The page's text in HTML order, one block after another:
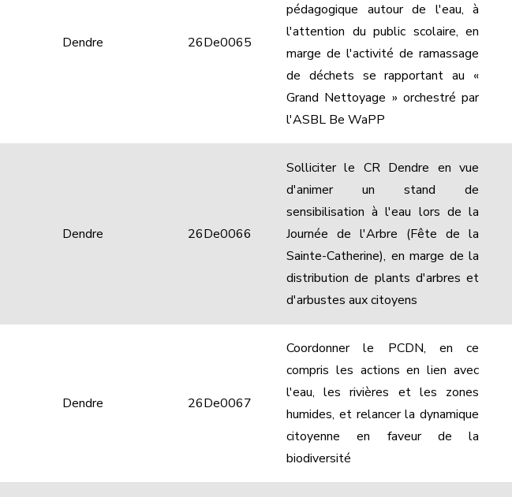
Dendre 26De0065
pédagogique autour de l'eau, à
l'attention du public scolaire, en
marge de l'activité de ramassage
de déchets se rapportant au «
Grand Nettoyage » orchestré par
l'ASBL Be WaPP
Dendre 26De0066
Solliciter le CR Dendre en vue
d'animer un stand de
sensibilisation à l'eau lors de la
Journée de l'Arbre (Fête de la
Sainte-Catherine), en marge de la
distribution de plants d'arbres et
d'arbustes aux citoyens
Dendre 26De0067
Coordonner le PCDN, en ce
compris les actions en lien avec
l'eau, les rivières et les zones
humides, et relancer la dynamique
citoyenne en faveur de la
biodiversité